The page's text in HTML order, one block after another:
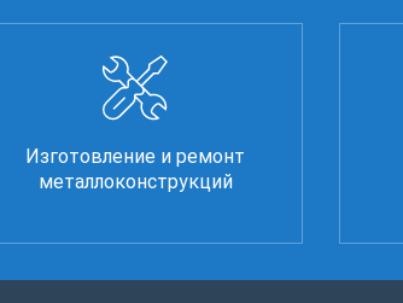
Изготовление и ремонт
металлоконструкций